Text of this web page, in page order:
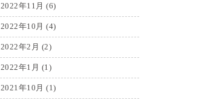
2022年11月 (6)
2022年10月 (4)
2022年2月 (2)
2022年1月 (1)
2021年10月 (1)